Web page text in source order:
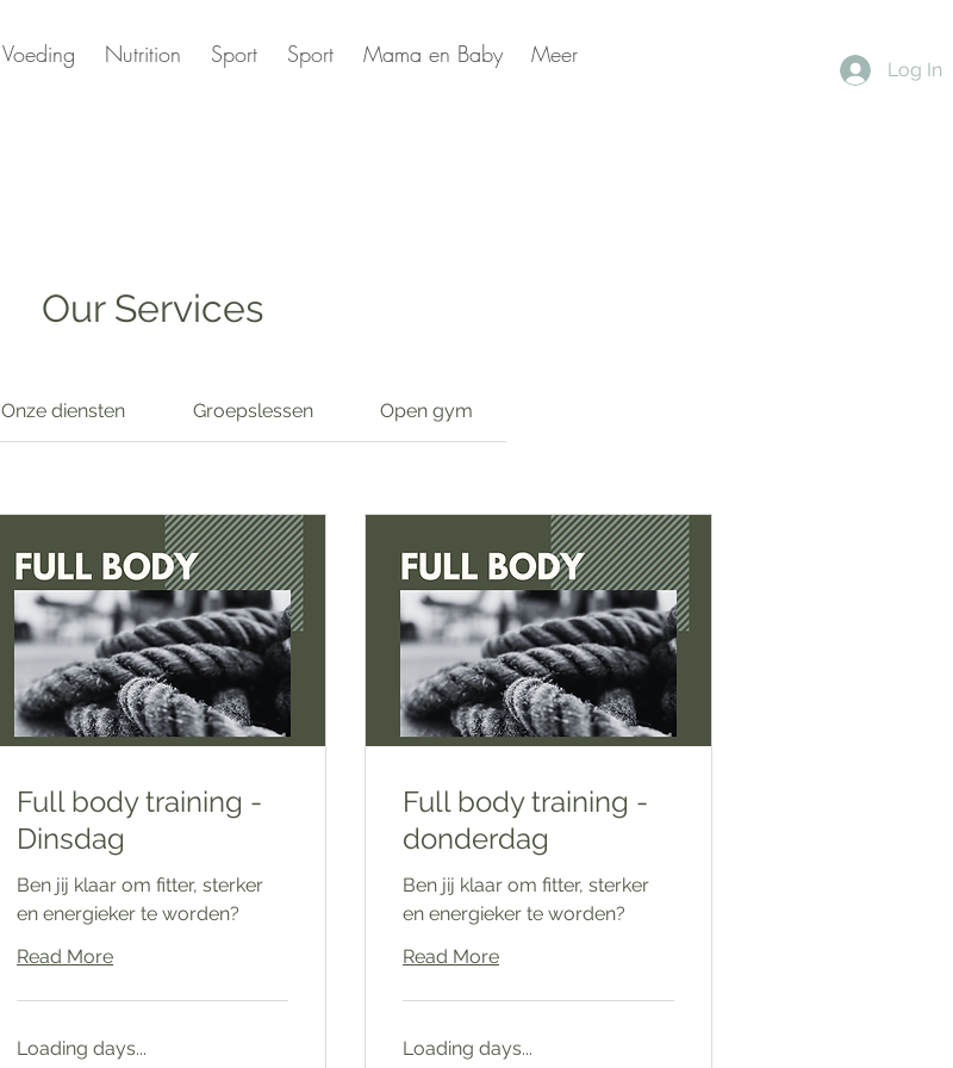
Voeding Nutrition Sport Sport Mama en Baby Meer
Log In
Our Services
Onze diensten Groepslessen Open gym
Full body training -
Dinsdag
Ben jij klaar om fitter, sterker
en energieker te worden?
Read More
Loading days...
Full body training -
donderdag
Ben jij klaar om fitter, sterker
en energieker te worden?
Read More
Loading days...